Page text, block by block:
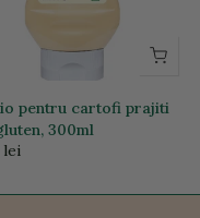
pentru cartofi prajiti
300ml
lei